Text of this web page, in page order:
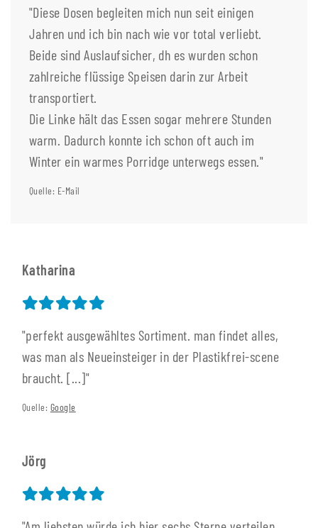
"Diese Dosen begleiten mich nun seit einigen
Jahren und ich bin nach wie vor total verliebt.
Beide sind Auslaufsicher, dh es wurden schon
zahlreiche flüssige Speisen darin zur Arbeit
transportiert.
Die Linke hält das Essen sogar mehrere Stunden
warm. Dadurch konnte ich schon oft auch im
Winter ein warmes Porridge unterwegs essen."
Quelle: E-Mail
Katharina
"perfekt ausgewähltes Sortiment. man findet alles,
was man als Neueinsteiger in der Plastikfrei-scene
braucht. [...]"
Quelle: Google
Jörg